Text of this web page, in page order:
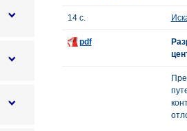
14 с.
pdf